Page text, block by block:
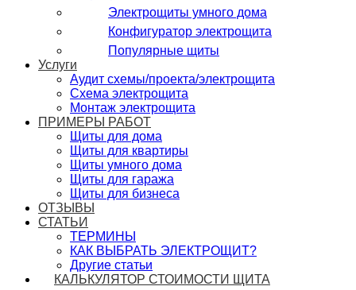
Электрощиты умного дома
Конфигуратор электрощита
Популярные щиты
Услуги
Аудит схемы/проекта/электрощита
Схема электрощита
Монтаж электрощита
ПРИМЕРЫ РАБОТ
Щиты для дома
Щиты для квартиры
Щиты умного дома
Щиты для гаража
Щиты для бизнеса
ОТЗЫВЫ
СТАТЬИ
ТЕРМИНЫ
КАК ВЫБРАТЬ ЭЛЕКТРОЩИТ?
Другие статьи
КАЛЬКУЛЯТОР СТОИМОСТИ ЩИТА